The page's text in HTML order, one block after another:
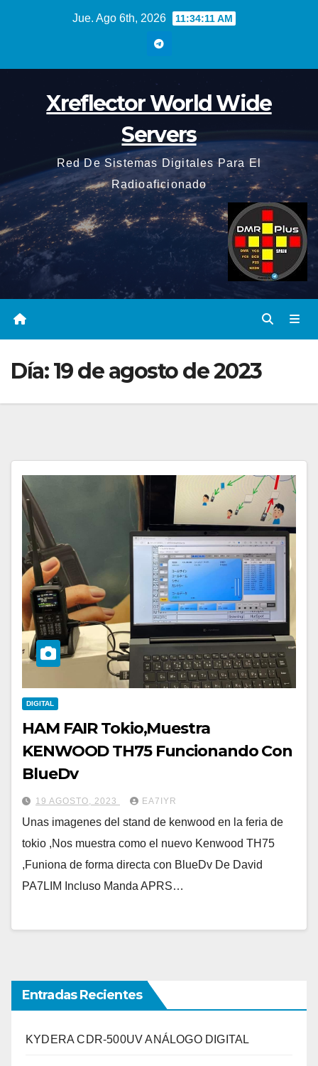
Jue. Ago 6th, 2026 11:34:12 AM
Xreflector World Wide
Servers
Red De Sistemas Digitales Para El
Radioaficionado
Día:19 de agosto de 2023
DIGITAL
HAM FAIR Tokio,Muestra
KENWOOD TH75 Funcionando Con
BlueDv
19 AGOSTO, 2023 EA7IYR
Unas imagenes del stand de kenwood en la feria de
tokio ,Nos muestra como el nuevo Kenwood TH75
,Funiona de forma directa con BlueDv De David
PA7LIM Incluso Manda APRS…
Entradas Recientes
KYDERA CDR-500UV ANÁLOGO DIGITAL